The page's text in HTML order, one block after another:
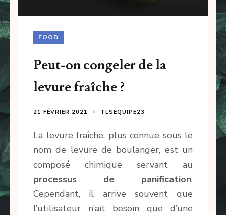
FOOD
Peut-on congeler de la
levure fraîche ?
21 FÉVRIER 2021 TLSEQUIPE23
La levure fraîche, plus connue sous le
nom de levure de boulanger, est un
composé chimique servant au
processus de panification.
Cependant, il arrive souvent que
l’utilisateur n’ait besoin que d’une